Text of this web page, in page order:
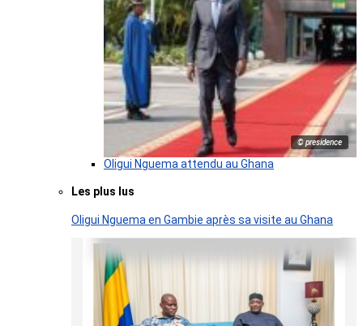
© presidence
Oligui Nguema attendu au Ghana
Les plus lus
Oligui Nguema en Gambie après sa visite au Ghana